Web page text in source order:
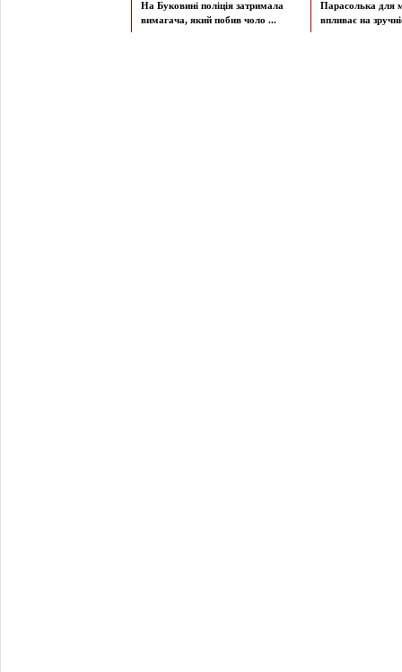
На Буковині поліція затримала
вимагача, який побив чоло ...
Парасолька для
впливає на